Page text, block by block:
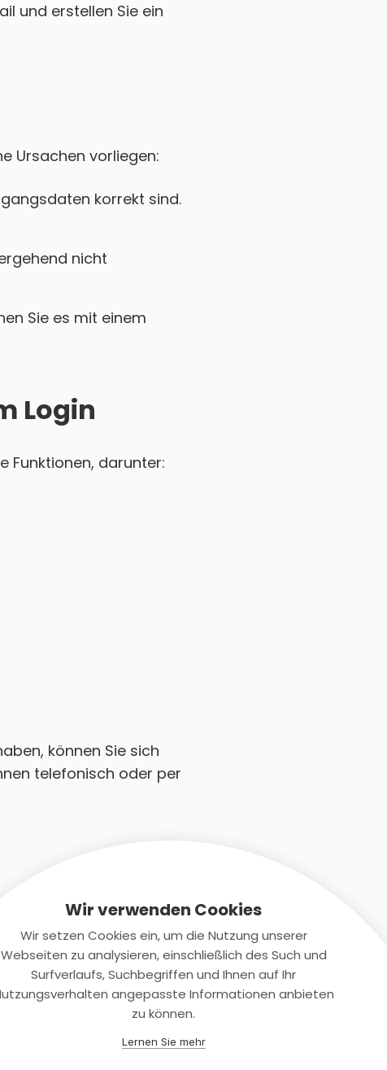
und erstellen Sie ein
Ursachen vorliegen:
korrekt sind.
nicht
Sie es mit einem
Login
Funktionen, darunter:
können Sie sich
telefonisch oder per
Kontaktiere uns
+(49)2131/708-4280
Wir verwenden Cookies
Wir setzen Cookies ein, um die Nutzung unserer
Webseiten zu analysieren, einschließlich des Such und
Surfverlaufs, Suchbegriffen und Ihnen auf Ihr
angepasste Informationen anbieten
zu können.
Lernen Sie mehr